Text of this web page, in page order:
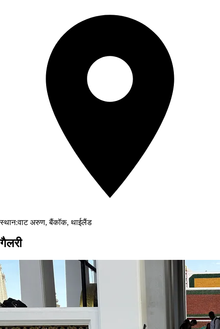
स्थान:वाट अरुण, बैंकॉक, थाईलैंड
गैलरी